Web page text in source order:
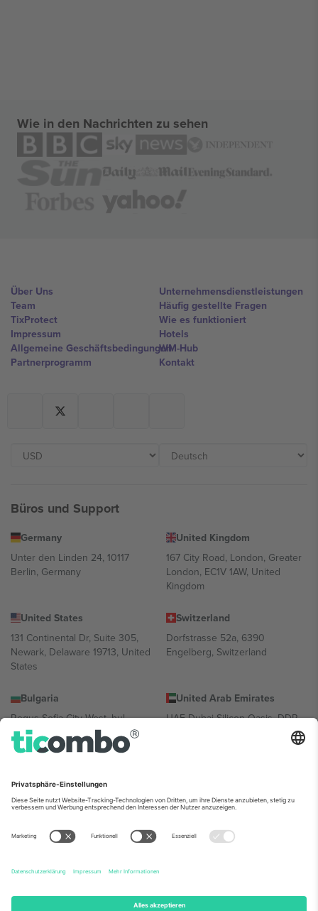
Wie in den Nachrichten zu sehen
Über Uns
Team
TixProtect
Impressum
Allgemeine Geschäftsbedingungen
Partnerprogramm
Unternehmensdienstleistungen
Häufig gestellte Fragen
Wie es funktioniert
Hotels
WM-Hub
Kontakt
Büros und Support
Germany
Unter den Linden 24, 10117
Berlin, Germany
United Kingdom
167 City Road, London, Greater
London, EC1V 1AW, United
Kingdom
United States
131 Continental Dr, Suite 305,
Newark, Delaware 19713, United
States
Switzerland
Dorfstrasse 52a, 6390
Engelberg, Switzerland
Bulgaria
Regus Sofia City West, bul
Totleben 53-55, 1606 Sofia,
Bulgaria
United Arab Emirates
UAE Dubai Silicon Oasis, DDP
Building A1, Office 302, Dubai,
Mexico
Av Chapultepec 360, Roma
Norte, Cuauhtémoc, 06700
Ciudad de México, CDMX,
Mexico
Die juristische Person des Plattformanbieters kann je nach
Informationen finden Sie auf der jeweiligen Veranstaltungsseite, im